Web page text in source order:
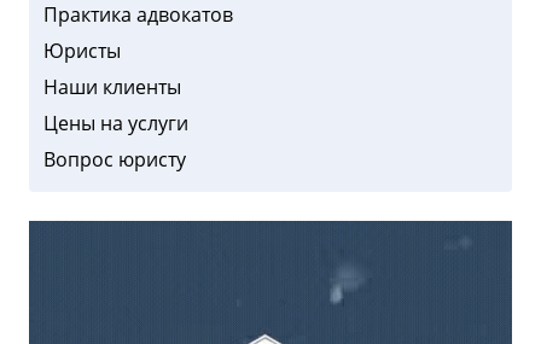
Практика адвокатов
Юристы
Наши клиенты
Цены на услуги
Вопрос юристу